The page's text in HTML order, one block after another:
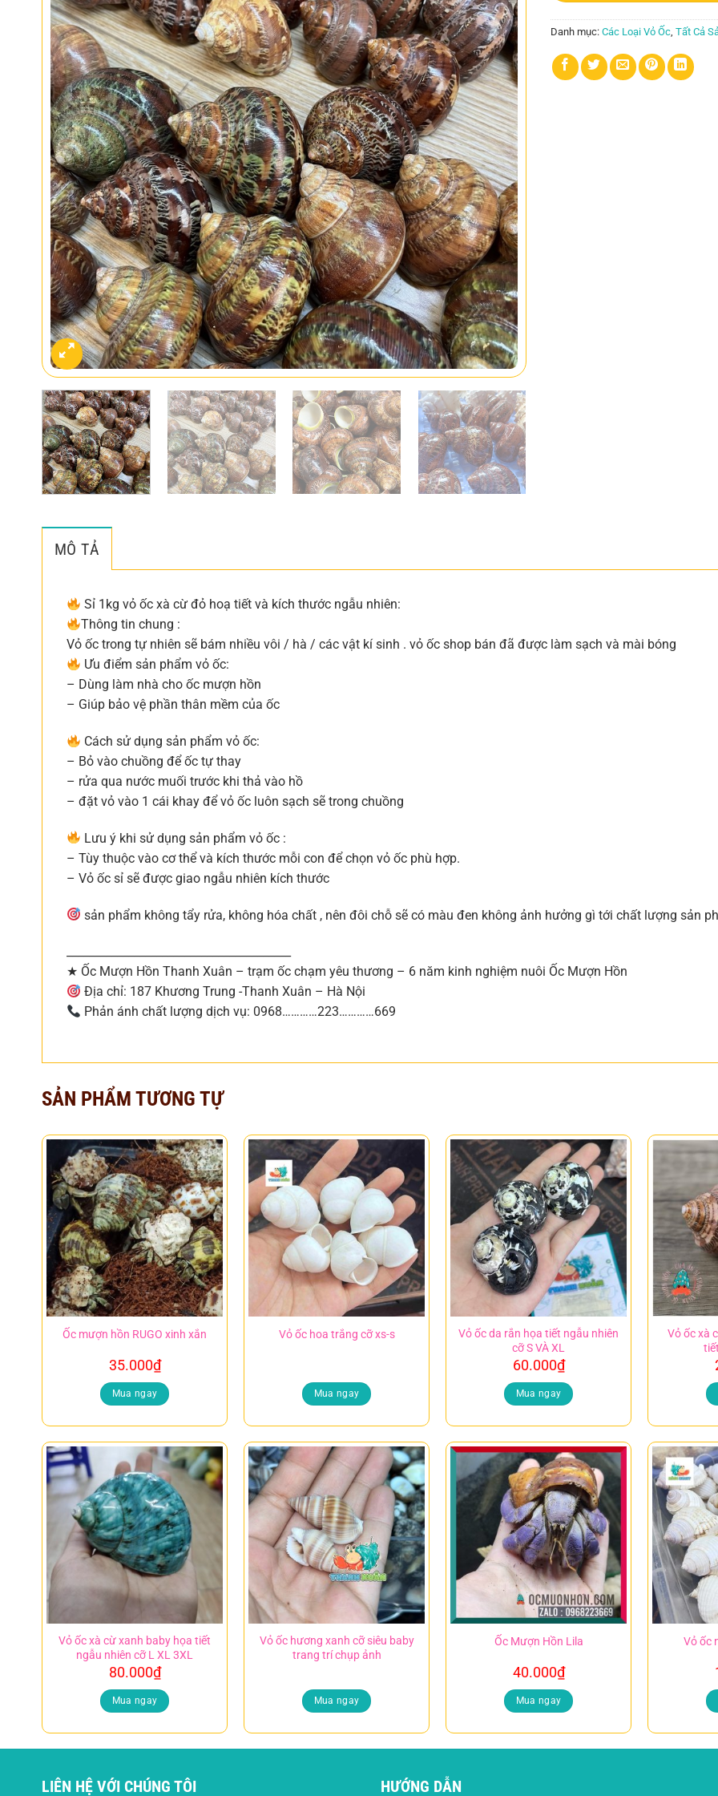
Danh mục: Các Loại Vỏ Ốc Tất Cả
MÔ TẢ
Sỉ 1kg vỏ ốc xà cừ đỏ hoạ tiết và kích thước ngẫu nhiên:
Thông tin chung :
Vỏ ốc trong tự nhiên sẽ bám nhiều vôi / hà / các vật kí sinh . vỏ ốc shop bán đã được làm sạch và mài bóng
Ưu điểm sản phẩm vỏ ốc:
– Dùng làm nhà cho ốc mượn hồn
– Giúp bảo vệ phần thân mềm của ốc
Cách sử dụng sản phẩm vỏ ốc:
– Bỏ vào chuồng để ốc tự thay
– rửa qua nước muối trước khi thả vào hồ
– đặt vỏ vào 1 cái khay để vỏ ốc luôn sạch sẽ trong chuồng
Lưu ý khi sử dụng sản phẩm vỏ ốc :
– Tùy thuộc vào cơ thể và kích thước mỗi con để chọn vỏ ốc phù hợp.
– Vỏ ốc sỉ sẽ được giao ngẫu nhiên kích thước
sản phẩm không tẩy rửa, không hóa chất , nên đôi chỗ sẽ có màu đen không ảnh hưởng gì tới chất lượng sản
★ Ốc Mượn Hồn Thanh Xuân – trạm ốc chạm yêu thương – 6 năm kinh nghiệm nuôi Ốc Mượn Hồn
Địa chỉ: 187 Khương Trung -Thanh Xuân – Hà Nội
Phản ánh chất lượng dịch vụ: 0968…………223…………669
SẢN PHẨM TƯƠNG TỰ
Ốc mượn hồn RUGO xinh xắn
35.000₫
Mua ngay
Vỏ ốc hoa trắng cỡ xs-s
Mua ngay
Vỏ ốc da rắn họa tiết ngẫu nhiên
cỡ S VÀ XL
60.000₫
Mua ngay
Vỏ ốc xà
Vỏ ốc xà cừ xanh baby họa tiết
ngẫu nhiên cỡ L XL 3XL
80.000₫
Mua ngay
Vỏ ốc hương xanh cỡ siêu baby
trang trí chụp ảnh
Mua ngay
Ốc Mượn Hồn Lila
40.000₫
Mua ngay
Vỏ ốc
LIÊN HỆ VỚI CHÚNG TÔI HƯỚNG DẪN